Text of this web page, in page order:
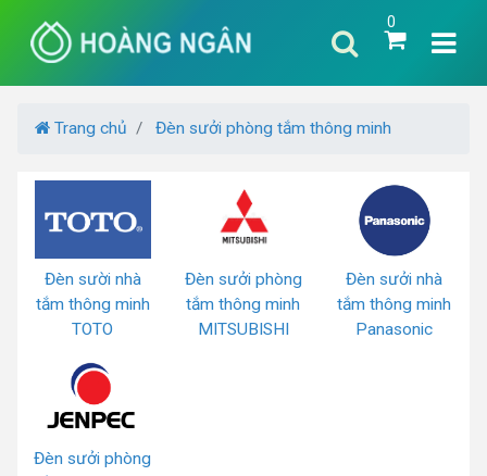
0
Trang chủ Đèn sưởi phòng tắm thông minh
Đèn sười nhà
tắm thông minh
TOTO
Đèn sưởi phòng
tắm thông minh
MITSUBISHI
Đèn sưởi nhà
tắm thông minh
Panasonic
Đèn sưởi phòng